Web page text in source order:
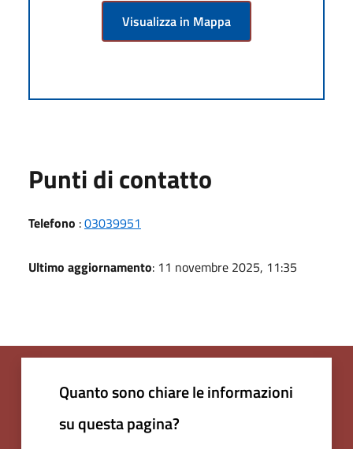
Visualizza in Mappa
Punti di contatto
Telefono :03039951
Ultimo aggiornamento: 11 novembre 2025, 11:35
Quanto sono chiare le informazioni
su questa pagina?